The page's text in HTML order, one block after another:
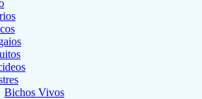
Bichos Vivos